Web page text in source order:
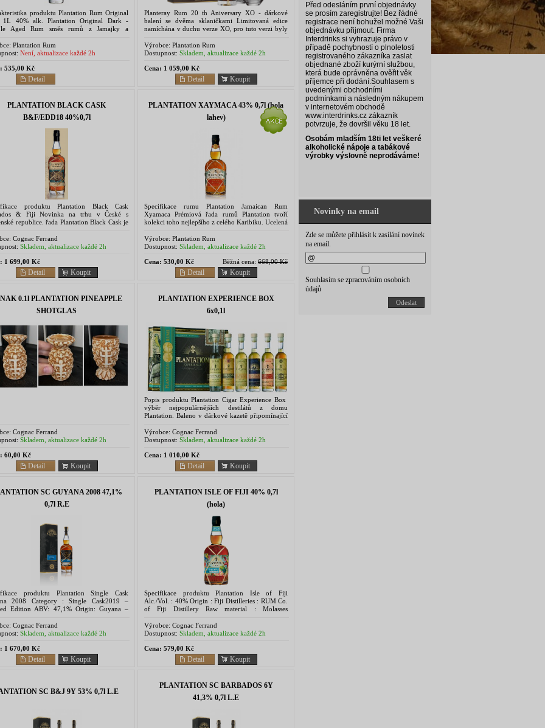
produktu Plantation Rum Original
1L 40% alk. Plantation Original Dark -
Aged Rum směs rumů z Jamajky a
na zámku...
Plantation Rum
Není, aktualizace každé 2h
535,00 Kč
Detail
Planteray Rum 20 th Aniversary XO - dárkové
balení se dvěma sklaničkami Limitovaná edice
namíchána v duchu verze XO, pro tuto verzi byly
požity vybrané nejstrší rumy ze sklepů
zámku Château de...
Výrobce: Plantation Rum
Dostupnost: Skladem, aktualizace každé 2h
Cena: 1 059,00 Kč
Koupit
Detail
PLANTATION BLACK CASK
B&F/EDD18 40%0,7l
produktu Plantation Black Cask
& Fiji Novinka na trhu v České s
republice. řada Plantation Black Cask je
určen pouze pro Německý trh. V
již třetí...
Cognac Ferrand
Skladem, aktualizace každé 2h
1 699,00 Kč
Koupit
Detail
PLANTATION XAYMACA 43% 0,7l (hola
lahev)
Specifikace rumu Plantation Jamaican Rum
Xyamaca Prémiová řada rumů Plantation tvoří
kolekci toho nejlepšího z celého Karibiku. Ucelená
který je vhodný...
Výrobce: Plantation Rum
Dostupnost: Skladem, aktualizace každé 2h
Cena: 530,00 Kč Běžná cena: 668,00 Kč
Koupit
Detail
0.1l PLANTATION PINEAPPLE
SHOTGLAS
Cognac Ferrand
Skladem, aktualizace každé 2h
60,00 Kč
Koupit
Detail
PLANTATION EXPERIENCE BOX
6x0,1l
Popis produktu Plantation Cigar Experience Box
výběr nejpopulárnějších destilátů z domu
Plantation. Baleno v dárkové kazetě připomínající
...
Výrobce: Cognac Ferrand
Dostupnost: Skladem, aktualizace každé 2h
Cena: 1 010,00 Kč
Koupit
Detail
SC GUYANA 2008 47,1%
0,7l R.E
produktu Plantation Single Cask
2008 Category : Single Cask2019 –
Edition ABV: 47,1% Origin: Guyana –
Fermentation:...
Cognac Ferrand
Skladem, aktualizace každé 2h
1 670,00 Kč
Koupit
Detail
PLANTATION ISLE OF FIJI 40% 0,7l
(hola)
Specifikace produktu Plantation Isle of Fiji
Alc./Vol. : 40% Origin : Fiji Distilleries : RUM Co.
of Fiji Distillery Raw material : Molasses
Výrobce: Cognac Ferrand
Dostupnost: Skladem, aktualizace každé 2h
Cena: 579,00 Kč
Koupit
Detail
SC B&J 9Y 53% 0,7l L.E
PLANTATION SC BARBADOS 6Y
41,3% 0,7l L.E
Před odesláním první objednávky
se prosím zaregistrujte! Bez řádné
registrace není bohužel možné Vaši
objednávku přijmout. Firma
Interdrinks si vyhrazuje právo v
případě pochybností o plnoletosti
registrovaného zákazníka zaslat
objednané zboží kurýrní službou,
která bude oprávněna ověřit věk
příjemce při dodání.Souhlasem s
uvedenými obchodními
podmínkami a následným nákupem
v internetovém obchodě
www.interdrinks.cz zákazník
potvrzuje, že dovršil věku 18 let.
Osobám mladším 18ti let veškeré
alkoholické nápoje a tabákové
výrobky výslovně neprodáváme!
Novinky na email
Zde se můžete přihlásit k zasílání novinek
na email.
Souhlasím se zpracováním osobních
údajů
Odeslat